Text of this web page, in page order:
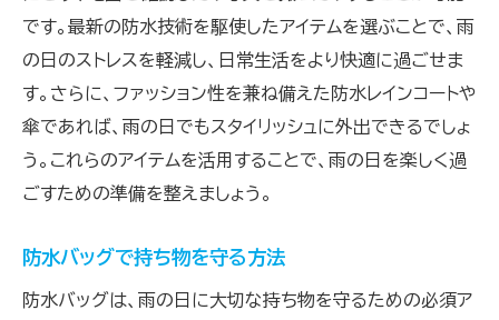
です。最新の防水技術を駆使したアイテムを選ぶことで、雨
の日のストレスを軽減し、日常生活をより快適に過ごせま
す。さらに、ファッション性を兼ね備えた防水レインコートや
傘であれば、雨の日でもスタイリッシュに外出できるでしょ
う。これらのアイテムを活用することで、雨の日を楽しく過
ごすための準備を整えましょう。
防水バッグで持ち物を守る方法
防水バッグは、雨の日に大切な持ち物を守るための必須ア